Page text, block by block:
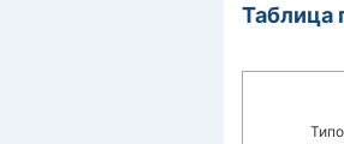
Таблица